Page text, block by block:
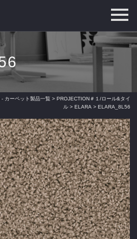
カーペット製品一覧> PROJECTION＃１/ロール&タイ
ル> ELARA > ELARA_8L56